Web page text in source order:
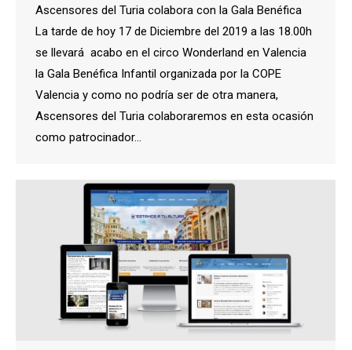
Ascensores del Turia colabora con la Gala Benéfica
La tarde de hoy 17 de Diciembre del 2019 a las 18.00h
se llevará acabo en el circo Wonderland en Valencia
la Gala Benéfica Infantil organizada por la COPE
Valencia y como no podría ser de otra manera,
Ascensores del Turia colaboraremos en esta ocasión
como patrocinador…